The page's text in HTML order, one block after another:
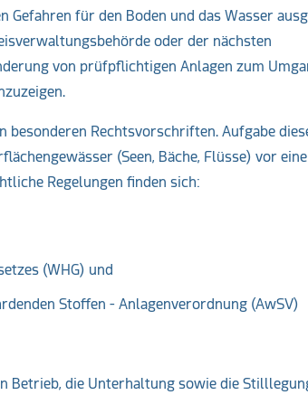
für den Boden und das Wasser
oder der nächsten
von prüfpflichtigen Anlagen zum
Rechtsvorschriften. Aufgabe
(Seen, Bäche, Flüsse) vor
Regelungen finden sich:
(WHG) und
Stoffen - Anlagenverordnung (AwSV)
Betrieb, die Unterhaltung sowie die